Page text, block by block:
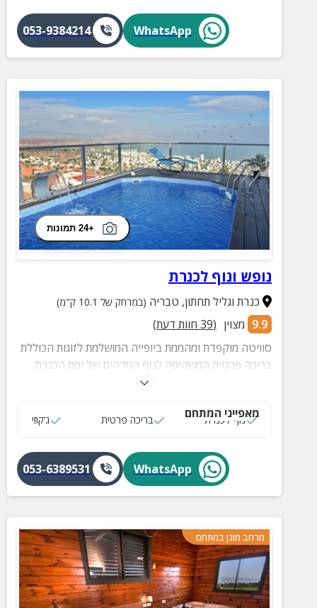
WhatsApp
053-9384214
+24 תמונות
נופש ונוף לכנרת
כנרת וגליל תחתון, טבריה (במרחק של 10.1 ק"מ)
9.9 מצוין (
39 חוות דעת)
סוויטה מוקפדת ומהממת ביופייה המושלמת לזוגות הכוללת
בריכה פרטית המשקיפה לנוף המדהים של ימת הכנרת,
מאפייני המתחם
נוף לכנרת בריכה פרטית ג‘קוזי
WhatsApp
053-6389531
מרחב מוגן במתחם